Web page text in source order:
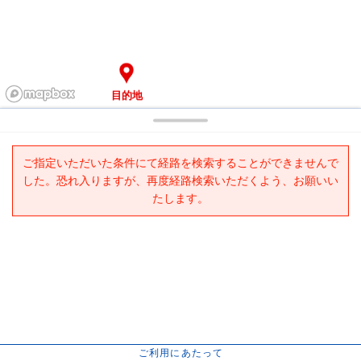
目的地
ご指定いただいた条件にて経路を検索することができませんで
した。恐れ入りますが、再度経路検索いただくよう、お願いい
たします。
ご利用にあたって